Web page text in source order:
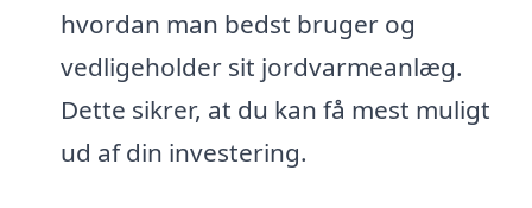
hvordan man bedst bruger og
vedligeholder sit jordvarmeanlæg.
Dette sikrer, at du kan få mest muligt
ud af din investering.